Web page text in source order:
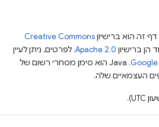
הוא ברישיוןCreative Commons
Apache 2.0. לפרטים, ניתן לעיין
.‏ Java הוא סימן מסחרי רשום של